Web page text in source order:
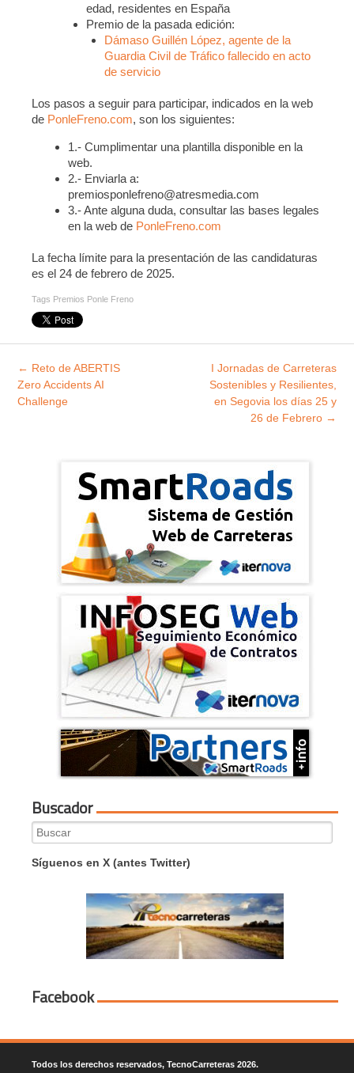
edad, residentes en España
Premio de la pasada edición:
Dámaso Guillén López, agente de la
Guardia Civil de Tráfico fallecido en acto
de servicio
Los pasos a seguir para participar, indicados en la web
de PonleFreno.com, son los siguientes:
1.- Cumplimentar una plantilla disponible en la
web.
2.- Enviarla a:
premiosponlefreno@atresmedia.com
3.- Ante alguna duda, consultar las bases legales
en la web de PonleFreno.com
La fecha límite para la presentación de las candidaturas
es el 24 de febrero de 2025.
Tags Premios Ponle Freno
Explorar
entradas
← Reto de ABERTIS
Zero Accidents AI
Challenge
I Jornadas de Carreteras
Sostenibles y Resilientes,
en Segovia los días 25 y
26 de Febrero →
Buscador
Search
for:
Síguenos en X (antes Twitter)
Facebook
Todos los derechos reservados, TecnoCarreteras 2026.